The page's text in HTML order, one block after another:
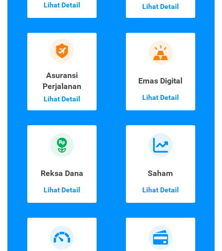
Lihat Detail Lihat Detail
Asuransi
Perjalanan
Lihat Detail
Emas Digital
Lihat Detail
Reksa Dana
Lihat Detail
Saham
Lihat Detail